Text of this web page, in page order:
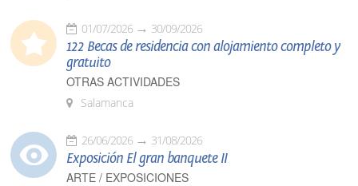
01/07/2026 30/09/2026
122 Becas de residencia con alojamiento completo y
gratuito
OTRAS ACTIVIDADES
Salamanca
26/06/2026 31/08/2026
Exposición El gran banquete II
ARTE / EXPOSICIONES